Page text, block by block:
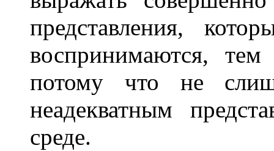
представления,
воспринимаются,
потому что не
неадекватным
среде.